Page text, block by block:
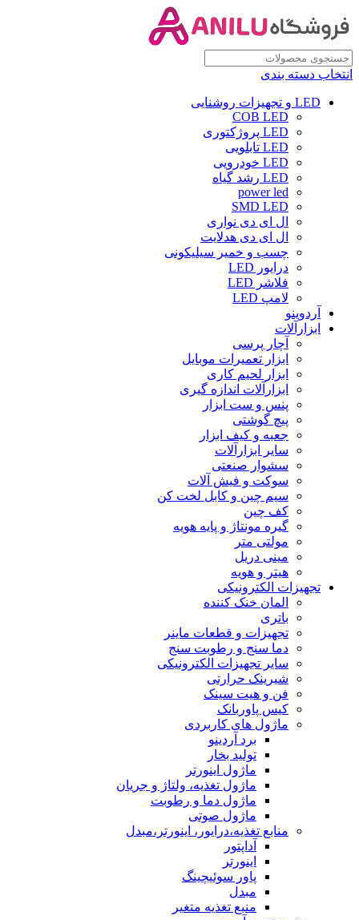
انتخاب دسته بندی
LED و تجهیزات روشنایی
COB LED
LED پروژکتوری
LED تابلویی
LED خودرویی
LED رشد گیاه
power led
SMD LED
ال ای دی نواری
ال ای دی هدلایت
چسب و خمیر سیلیکونی
درایور LED
فلاشر LED
لامپ LED
آردوینو
ابزارآلات
آچار پرسی
ابزار تعمیرات موبایل
ابزار لحیم کاری
ابزارآلات اندازه گیری
پنس و ست ابزار
پیچ گوشتی
جعبه و کیف ابزار
سایر ابزارآلات
سشوار صنعتی
سوکت و فیش آلات
سیم چین و کابل لخت کن
کف چین
گیره مونتاژ و پایه هویه
مولتی متر
مینی دریل
هیتر و هویه
تجهیزات الکترونیکی
المان خنک کننده
باتری
تجهیزات و قطعات ماینر
دما سنج و رطوبت سنج
سایر تجهیزات الکترونیکی
شیرینک حرارتی
فن و هیت سینک
کیس پاوربانک
ماژول های کاربردی
برد آردینو
تولید بخار
ماژول اینورتر
ماژول تغذیه، ولتاژ و جریان
ماژول دما و رطوبت
ماژول صوتی
منابع تغذیه،درایور، اینورتر،مبدل
آداپتور
اینورتر
پاور سوئیچینگ
مبدل
منبع تغذیه متغیر